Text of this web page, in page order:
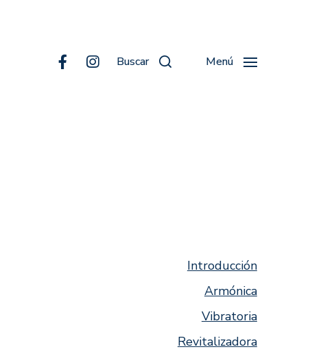
Buscar Menú
Introducción
Armónica
Vibratoria
Revitalizadora